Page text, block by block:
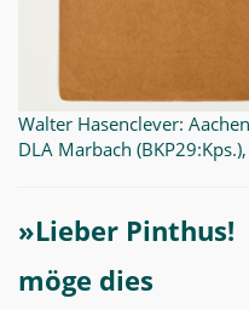
Walter Hasenclever:
DLA Marbach
»Lieber Pinthus!
möge dies